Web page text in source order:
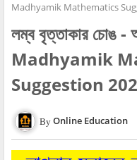
Madhyamik Mathematics
লম্ব বৃত্তাকার চোঙ -
Madhyamik
Suggestion
Online Education